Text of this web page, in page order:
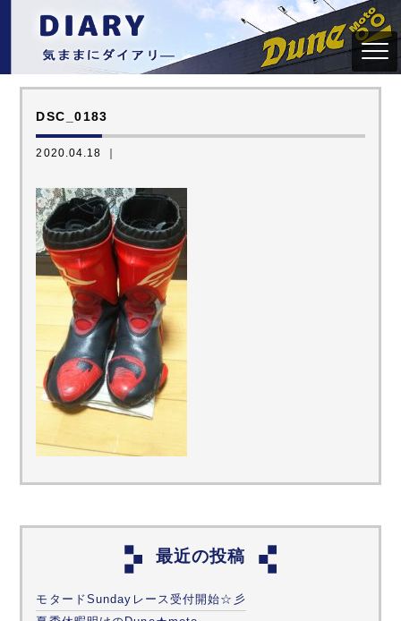
DSC_0183
2020.04.18 ｜
最近の投稿
モタードSundayレース受付開始☆彡